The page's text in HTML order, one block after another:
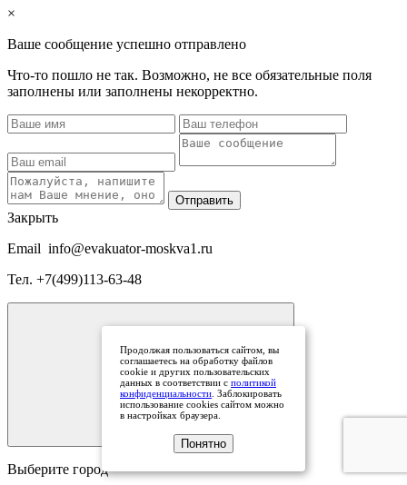
×
Ваше сообщение успешно отправлено
Что-то пошло не так. Возможно, не все обязательные поля
заполнены или заполнены некорректно.
Отправить
Закрыть
Email info@evakuator-moskva1.ru
Тел. +7(499)113-63-48
Выберите город
Продолжая пользоваться сайтом, вы
соглашаетесь на обработку файлов
cookie и других пользовательских
данных в соответствии с политикой
конфиденциальности . Заблокировать
использование cookies сайтом можно
в настройках браузера.
Понятно